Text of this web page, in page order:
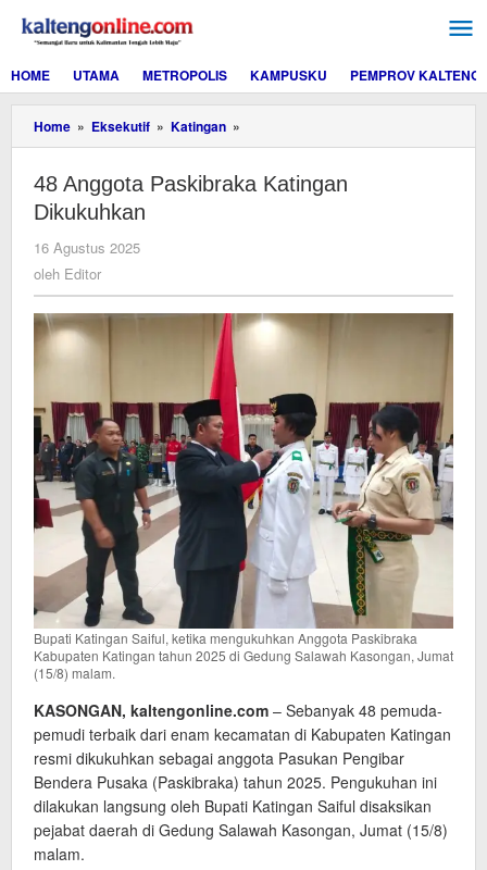
konten
HOME
UTAMA METROPOLIS KAMPUSKU PEMPROV KALTENG
Home » Eksekutif » Katingan »
Anggota
Katingan
48 Anggota Paskibraka Katingan
Dikukuhkan
16 Agustus 2025
oleh Editor
Bupati Katingan Saiful, ketika mengukuhkan Anggota Paskibraka
Kabupaten Katingan tahun 2025 di Gedung Salawah Kasongan, Jumat
(15/8) malam.
KASONGAN, kaltengonline.com – Sebanyak 48 pemuda-
pemudi terbaik dari enam kecamatan di Kabupaten Katingan
resmi dikukuhkan sebagai anggota Pasukan Pengibar
Bendera Pusaka (Paskibraka) tahun 2025. Pengukuhan ini
dilakukan langsung oleh Bupati Katingan Saiful disaksikan
pejabat daerah di Gedung Salawah Kasongan, Jumat (15/8)
malam.